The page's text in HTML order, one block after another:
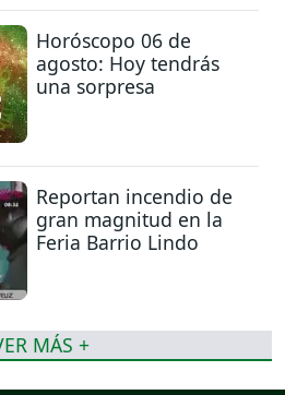
Horóscopo 06 de
agosto: Hoy tendrás
una sorpresa
Reportan incendio de
gran magnitud en la
Feria Barrio Lindo
MÁS +